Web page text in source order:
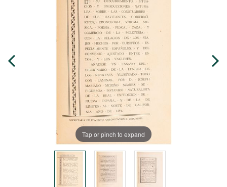
Tap or pinch to expand